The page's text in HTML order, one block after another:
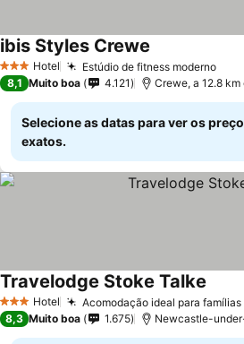
3 EstrelasHotel Estúdio de fitness moderno
ibis Styles Crewe
8,1 Muito boa 4.121 Crewe, a 12.8 km
Selecione as datas para ver os
exatos.
3 EstrelasHotel Acomodação ideal para famílias
Travelodge Stoke Talke
8,3 Muito boa 1.675 Newcastle-